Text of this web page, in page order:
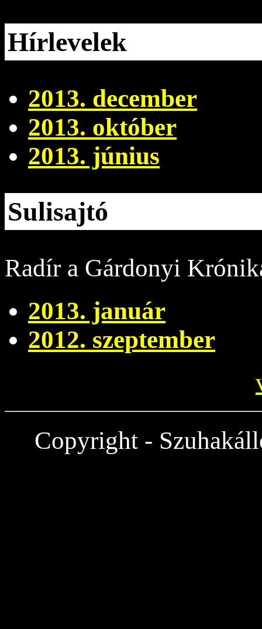
Hírlevelek
2013. december
2013. október
2013. június
Sulisajtó
Radír a Gárdonyi
2013. január
2012. szeptember
Copyright -